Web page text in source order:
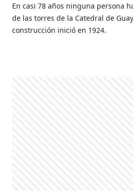
En casi 78 años ninguna persona
de las torres de la Catedral de
construcción inició en 1924.